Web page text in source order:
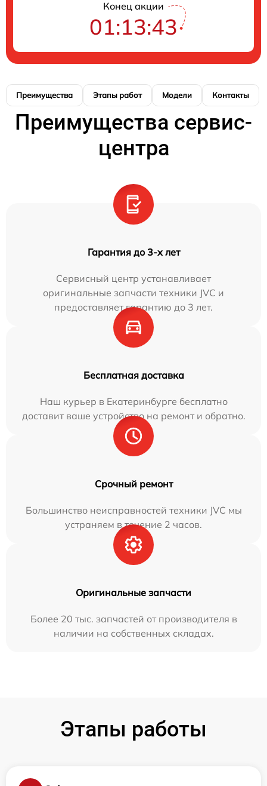
Конец акции
01:13:43
Преимущества Этапы работ Модели Контакты
Преимущества сервис-
центра
Гарантия до 3-х лет
Сервисный центр устанавливает
оригинальные запчасти техники JVC и
предоставляет гарантию до 3 лет.
Бесплатная доставка
Наш курьер в Екатеринбурге бесплатно
доставит ваше устройство на ремонт и обратно.
Срочный ремонт
Большинство неисправностей техники JVC мы
устраняем в течение 2 часов.
Оригинальные запчасти
Более 20 тыс. запчастей от производителя в
наличии на собственных складах.
Этапы работы